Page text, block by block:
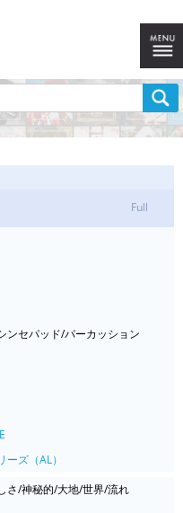
Full
ンセパッド/パーカッション
ズ（AL）
さ/神秘的/大地/世界/流れ